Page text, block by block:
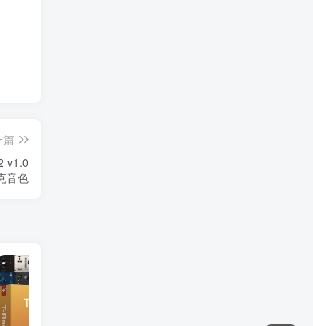
v1.0
音色